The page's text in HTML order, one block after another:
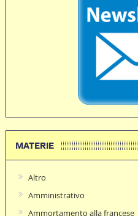
MATERIE
Altro
Amministrativo
Ammortamento alla francese